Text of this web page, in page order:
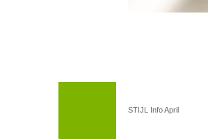
STIJL Info April